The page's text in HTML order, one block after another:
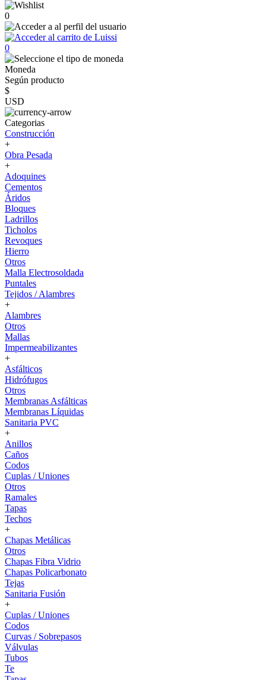
0
0
Moneda
Según producto
$
USD
Categorias
Construcción
+
Obra Pesada
+
Adoquines
Cementos
Áridos
Bloques
Ladrillos
Ticholos
Revoques
Hierro
Otros
Malla Electrosoldada
Puntales
Tejidos / Alambres
+
Alambres
Otros
Mallas
Impermeabilizantes
+
Asfálticos
Hidrófugos
Otros
Membranas Asfálticas
Membranas Líquidas
Sanitaria PVC
+
Anillos
Caños
Codos
Cuplas / Uniones
Otros
Ramales
Tapas
Techos
+
Chapas Metálicas
Otros
Chapas Fibra Vidrio
Chapas Policarbonato
Tejas
Sanitaria Fusión
+
Cuplas / Uniones
Codos
Curvas / Sobrepasos
Válvulas
Tubos
Te